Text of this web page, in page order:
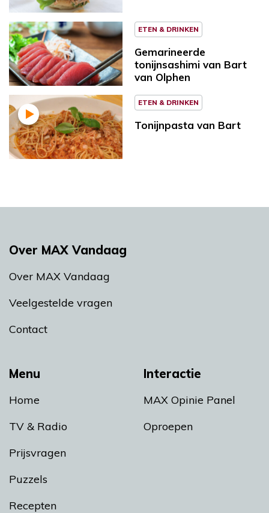
ETEN & DRINKEN
Gemarineerde
tonijnsashimi van Bart
van Olphen
ETEN & DRINKEN
Tonijnpasta van Bart
Menu
Home
TV & Radio
Prijsvragen
Puzzels
Recepten
Interactie
MAX Opinie Panel
Oproepen
Over MAX Vandaag
Over MAX Vandaag
Veelgestelde vragen
Contact